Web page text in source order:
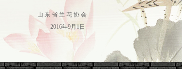
山 东 省 兰 花 协 会
2016年9月1日